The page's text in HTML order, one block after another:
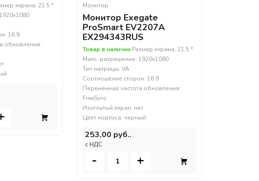
экрана: 21.5 "
16:9
обновления:
Монитор
Монитор Exegate
ProSmart EV2207A
EX294343RUS
Товар в наличииРазмер экрана: 21.5 "
Макс. разрешение: 1920x1080
Тип матрицы: VA
Соотношение сторон: 16:9
Переменная частота обновления:
FreeSync
Изогнутый экран: нет
Цвет корпуса: черный
253,00 руб..
c НДС
- +